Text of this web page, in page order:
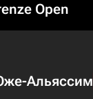
Open
Альяссим